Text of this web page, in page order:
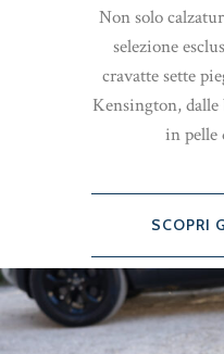
Non solo
selezione
cravatte sette
Kensington,
in pelle
SCOPRI